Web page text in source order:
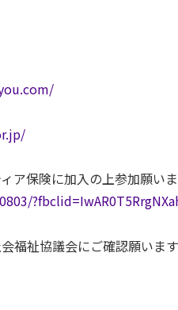
ア保険に加入の上参加願いま
福祉協議会にご確認願います